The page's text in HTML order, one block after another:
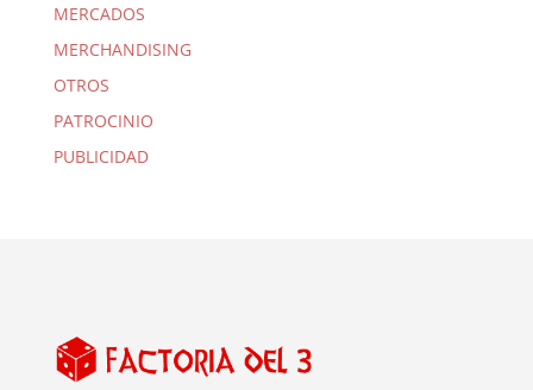
MERCADOS
MERCHANDISING
OTROS
PATROCINIO
PUBLICIDAD